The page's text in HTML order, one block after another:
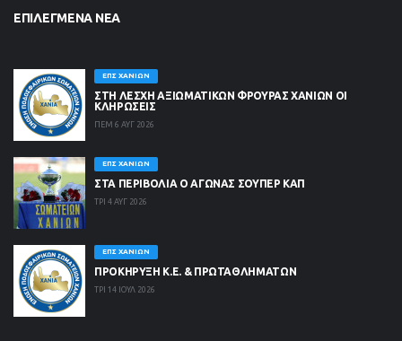
ΕΠΙΛΕΓΜΈΝΑ ΝΈΑ
ΕΠΣ ΧΑΝΊΩΝ
ΣΤΗ ΛΈΣΧΗ ΑΞΙΩΜΑΤΙΚΏΝ ΦΡΟΥΡΆΣ ΧΑΝΊΩΝ ΟΙ
ΚΛΗΡΏΣΕΙΣ
ΠΕΜ 6 ΑΥΓ 2026
ΕΠΣ ΧΑΝΊΩΝ
ΣΤΑ ΠΕΡΙΒΟΛΙΑ Ο ΑΓΩΝΑΣ ΣΟΥΠΕΡ ΚΑΠ
ΤΡΙ 4 ΑΥΓ 2026
ΕΠΣ ΧΑΝΊΩΝ
ΠΡΟΚΗΡΥΞΗ Κ.Ε. & ΠΡΩΤΑΘΛΗΜΑΤΩΝ
ΤΡΙ 14 ΙΟΥΛ 2026